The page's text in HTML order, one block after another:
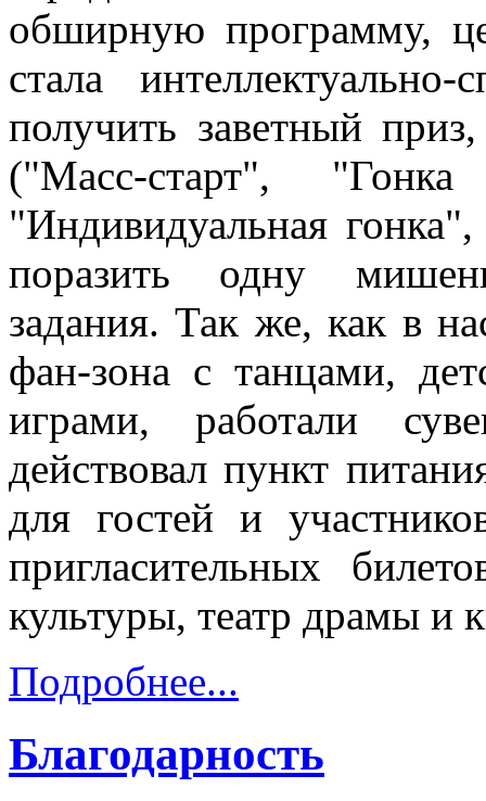
обширную программу,
стала
получить заветный
("Масс-старт",
"Индивидуальная
поразить одну
задания. Так же, как в
фан-зона с танцами,
играми, работали
действовал пункт
для гостей и
пригласительных
культуры, театр драмы
Подробнее...
Благодарность